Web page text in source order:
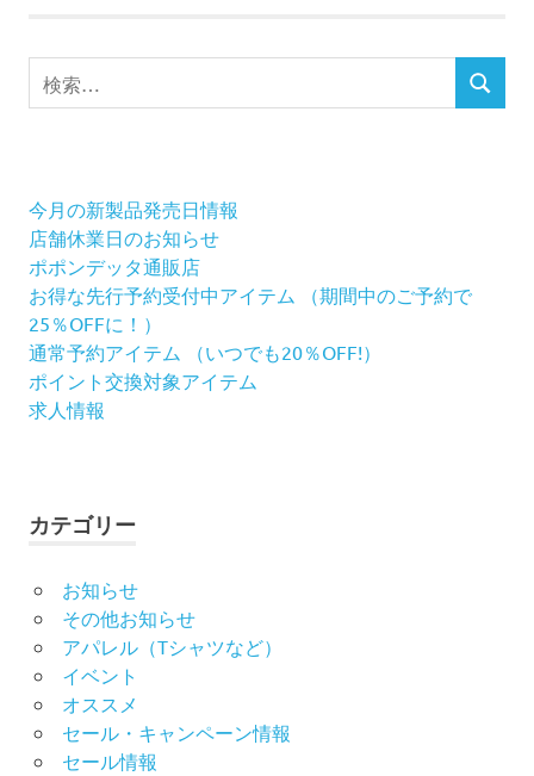
ゲ
ョ
ン
検
索
検
今月の新製品発売日情報
店舗休業日のお知らせ
ポポンデッタ通販店
お得な先行予約受付中アイテム （期間中のご予約で
25％OFFに！）
通常予約アイテム （いつでも20％OFF!）
ポイント交換対象アイテム
求人情報
カテゴリー
お知らせ
その他お知らせ
アパレル（Tシャツなど）
イベント
オススメ
セール・キャンペーン情報
セール情報